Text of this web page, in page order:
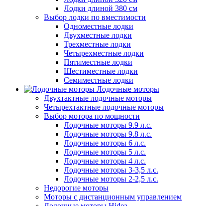
Лодки длиной 380 см
Выбор лодки по вместимости
Одноместные лодки
Двухместные лодки
Трехместные лодки
Четырехместные лодки
Пятиместные лодки
Шестиместные лодки
Семиместные лодки
Лодочные моторы
Двухтактные лодочные моторы
Четырехтактные лодочные моторы
Выбор мотора по мощности
Лодочные моторы 9.9 л.с.
Лодочные моторы 9.8 л.с.
Лодочные моторы 6 л.с.
Лодочные моторы 5 л.с.
Лодочные моторы 4 л.с.
Лодочные моторы 3-3,5 л.с.
Лодочные моторы 2-2,5 л.с.
Недорогие моторы
Моторы с дистанционным управлением